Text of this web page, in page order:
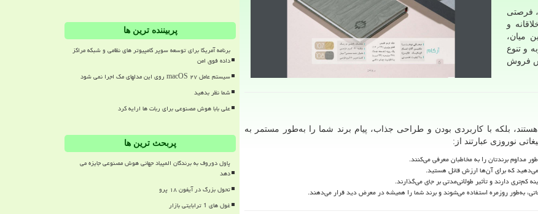
فرصتی
و
میان،
و تنوع
فروش
هستند، بلکه با کاربردی بودن و طراحی جذاب، پیام برند شما را به‌طور مستمر به
نوروزی عبارتند از:
مداوم برندتان را به مخاطبان معرفی می‌کنند.
می‌دهید که برای آن‌ها ارزش قائل هستید.
کم‌تری دارند و تأثیر طولانی‌مدتی بر جای می‌گذارند.
به‌طور روزمره استفاده می‌شوند و برند شما را همیشه در معرض دید قرار می‌دهند.
پربیننده ترین ها
برنامه آمریکا برای توسعه سوپر کامپیوتر های نظامی و شبکه مراکز
داده فوق امن
سیستم عامل macOS ۲۷ روی این مدلهای مک اجرا نمی شود
شما نظر بدهید
علی بابا هوش مصنوعی برای ربات ها ارایه کرد
پربحث ترین ها
پاول دوروف به برندگان المپیاد جهانی هوش مصنوعی جایزه می
دهد
تحول بزرگ در آیفون ۱۸ پرو
غول های 1 ترابایتی بازار